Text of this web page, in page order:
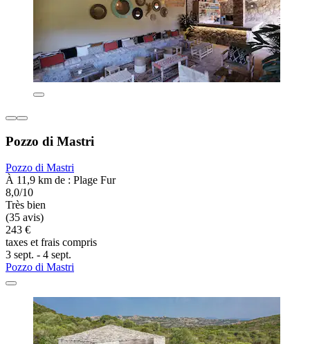
Pozzo di Mastri
Pozzo di Mastri
À 11,9 km de : Plage Fur
8,0/10
Très bien
(35 avis)
243 €
taxes et frais compris
3 sept. - 4 sept.
Pozzo di Mastri